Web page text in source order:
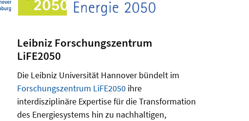
Leibniz Forschungszentrum
LiFE2050
Die Leibniz Universität Hannover bündelt im
Forschungszentrum LiFE2050 ihre
interdisziplinäre Expertise für die Transformation
des Energiesystems hin zu nachhaltigen,